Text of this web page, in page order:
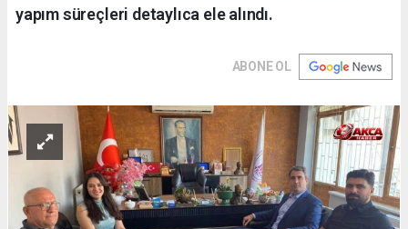
yapım süreçleri detaylıca ele alındı.
ABONE OL